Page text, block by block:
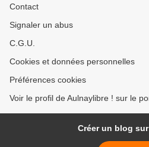
Contact
Signaler un abus
C.G.U.
Cookies et données personnelles
Préférences cookies
Voir le profil de Aulnaylibre ! sur le
Créer un blog